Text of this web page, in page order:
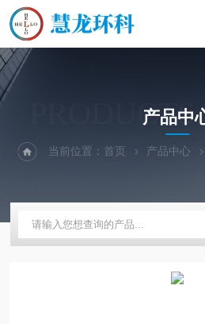
产品中
当前位置：首页 产品中心